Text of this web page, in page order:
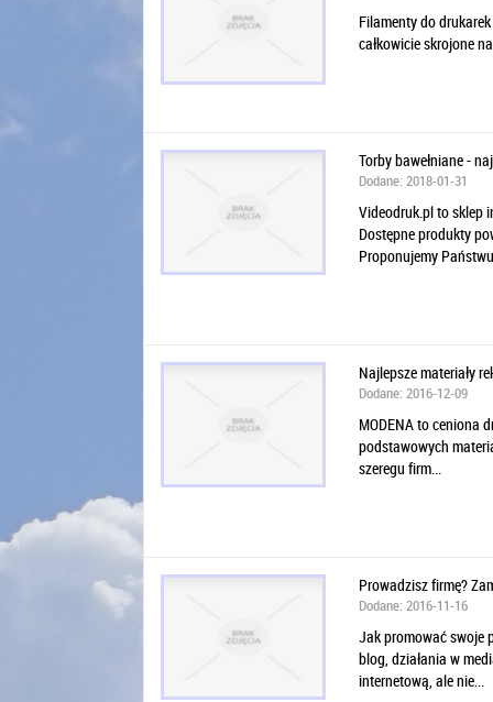
Filamenty do
całkowicie skrojone
Torby bawełniane -
Dodane: 2018-01-31
Videodruk.pl to sklep
Dostępne produkty
Proponujemy
Najlepsze materiały
Dodane: 2016-12-09
MODENA to ceniona
podstawowych
szeregu firm...
Prowadzisz firmę?
Dodane: 2016-11-16
Jak promować swoje
blog, działania w
internetową, ale nie...